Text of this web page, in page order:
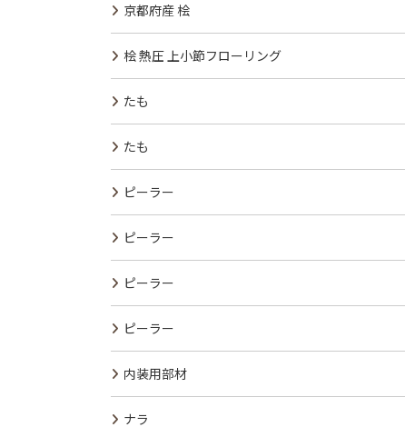
京都府産 桧
桧 熱圧 上小節フローリング
たも
たも
ピーラー
ピーラー
ピーラー
ピーラー
内装用部材
ナラ